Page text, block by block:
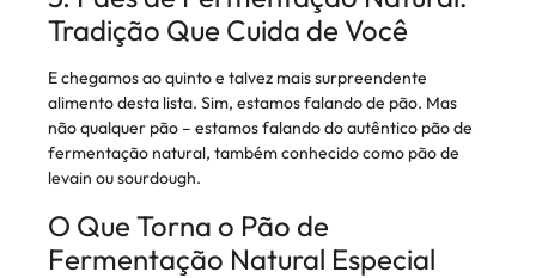
Tradição Que Cuida de Você
E chegamos ao quinto e talvez mais surpreendente
alimento desta lista. Sim, estamos falando de pão. Mas
não qualquer pão – estamos falando do autêntico pão de
fermentação natural, também conhecido como pão de
levain ou sourdough.
O Que Torna o Pão de
Fermentação Natural Especial